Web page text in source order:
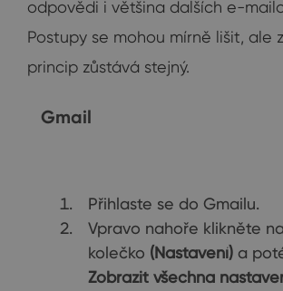
odpovědi i většina dalších e-
Postupy se mohou mírně lišit, ale
princip zůstává stejný.
Gmail
Přihlaste se do Gmailu.
Vpravo nahoře klikněte
kolečko (Nastavení) a
Zobrazit všechna